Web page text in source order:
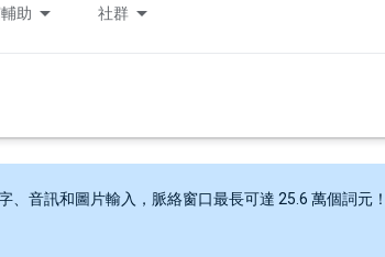
助 社群
、音訊和圖片輸入，脈絡窗口最長可達 25.6 萬個詞元！